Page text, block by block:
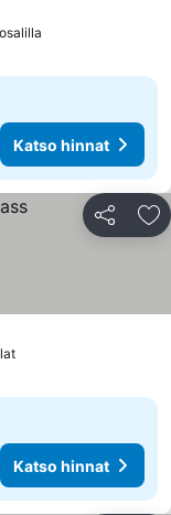
Katso hinnat
Jaa
Katso hinnat